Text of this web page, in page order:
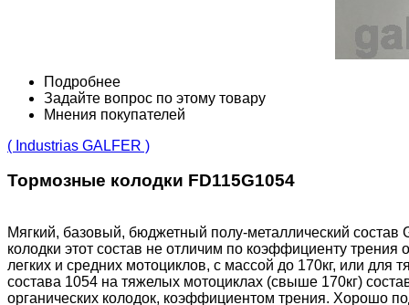
Подробнее
Задайте вопрос по этому товару
Мнения покупателей
( Industrias GALFER )
Тормозные колодки FD115G1054
Мягкий, базовый, бюджетный полу-металлический
колодки этот состав не отличим по коэффициенту
легких и средних мотоциклов, с массой до 170кг, или
состава 1054 на тяжелых мотоциклах (свыше 170кг)
органических колодок, коэффициентом трения. Хорошо